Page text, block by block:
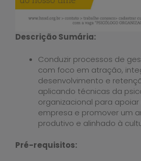
Descrição Sumária:
Conduzir processos de
com foco em atração,
desenvolvimento e
aplicando técnicas da
organizacional para
empresa e promover um
produtivo e alinhado à
Pré-requisitos: